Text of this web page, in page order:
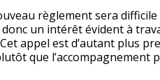
règlement sera
un intérêt évident à
appel est d’autant plus
que l’accompagnement